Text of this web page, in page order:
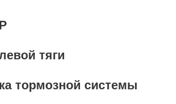
тяги
тормозной системы